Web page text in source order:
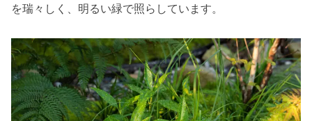
を瑞々しく、明るい緑で照らしています。